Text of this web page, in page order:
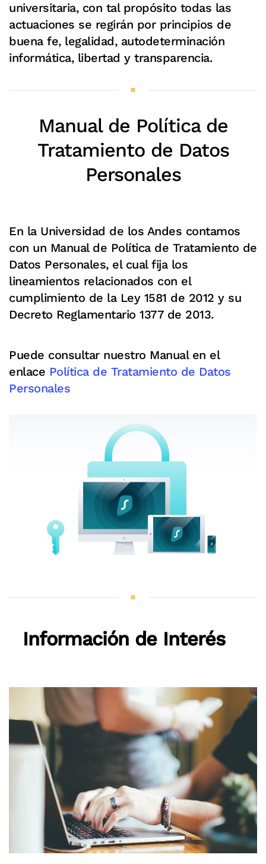
universitaria, con tal propósito todas las
actuaciones se regirán por principios de
buena fe, legalidad, autodeterminación
informática, libertad y transparencia.
Manual de Política de
Tratamiento de Datos
Personales
En la Universidad de los Andes contamos
con un Manual de Política de Tratamiento de
Datos Personales, el cual fija los
lineamientos relacionados con el
cumplimiento de la Ley 1581 de 2012 y su
Decreto Reglamentario 1377 de 2013.
Puede consultar nuestro Manual en el
enlace Política de Tratamiento de Datos
Personales
Información de Interés